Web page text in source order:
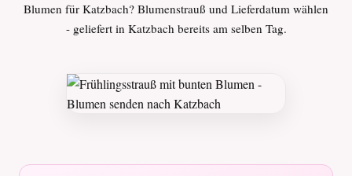
Blumen für Katzbach? Blumenstrauß und Lieferdatum wählen
- geliefert in Katzbach bereits am selben Tag.